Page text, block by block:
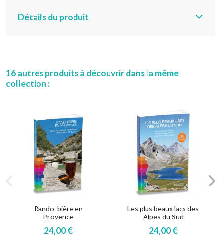
Détails du produit
16 autres produits à découvrir dans la même
collection :
Rando-bière en
Provence
24,00 €
Les plus beaux lacs des
Alpes du Sud
24,00 €